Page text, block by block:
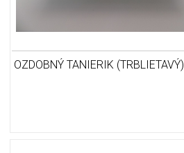
OZDOBNÝ TANIERIK (TRBLIETAVÝ)